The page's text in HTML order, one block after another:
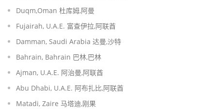
Duqm,Oman 杜库姆,阿曼
Fujairah, U.A.E. 富查伊拉,阿联酋
Damman, Saudi Arabia 达曼,沙特
Bahrain, Bahrain 巴林,巴林
Ajman, U.A.E. 阿治曼,阿联酋
Abu Dhabi, U.A.E. 阿布扎比,阿联酋
Matadi, Zaire 马塔迪,刚果